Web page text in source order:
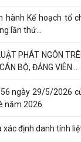
hành Kế hoạch tổ
lần thứ...
PHÁT NGÔN
BỘ, ĐẢNG VIÊN...
ngày 29/5/2026
năm 2026
xác định danh tính